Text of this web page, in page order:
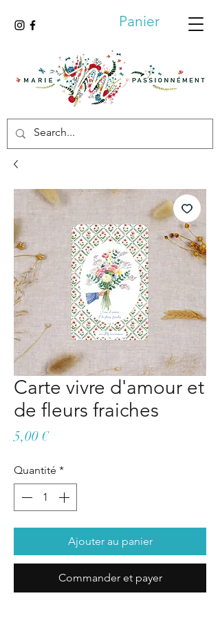
Panier
Carte vivre d'amour et
de fleurs fraiches
5,00 €Prix
Quantité *
Ajouter au panier
Commander et payer